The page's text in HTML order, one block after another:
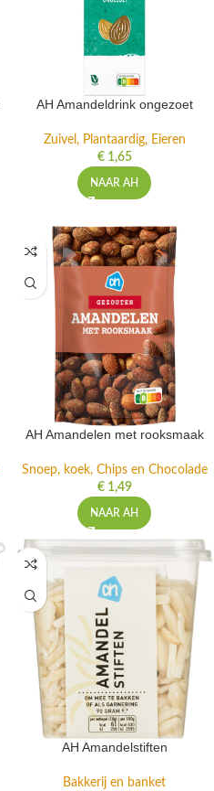
AH Amandeldrink ongezoet
Zuivel, Plantaardig, Eieren
€1,65
NAAR AH
AH Amandelen met rooksmaak
Snoep, koek, Chips en Chocolade
€1,49
NAAR AH
AH Amandelstiften
Bakkerij en banket